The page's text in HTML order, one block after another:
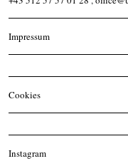
Impressum
Cookies
Instagram